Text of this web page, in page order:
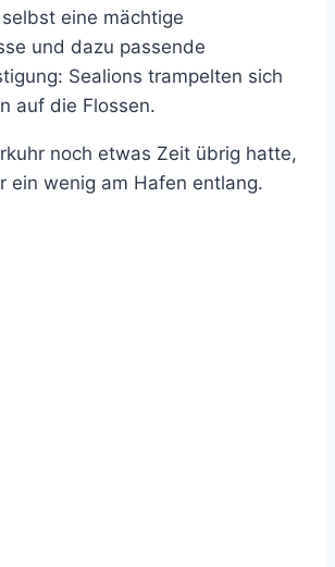
eine mächtige
und dazu passende
Sealions trampelten sich
auf die Flossen.
noch etwas Zeit übrig hatte,
ein wenig am Hafen entlang.